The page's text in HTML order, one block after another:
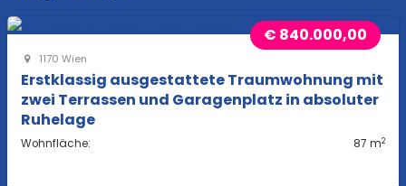
€ 840.000,00
1170 Wien
Erstklassig ausgestattete Traumwohnung mit
zwei Terrassen und Garagenplatz in absoluter
Ruhelage
Wohnfläche: 87 m2